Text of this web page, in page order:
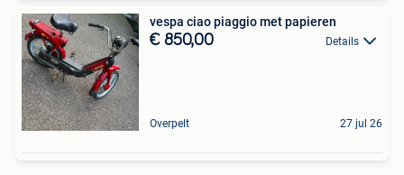
vespa ciao piaggio met papieren
€ 850,00 Details
Overpelt 27 jul 26